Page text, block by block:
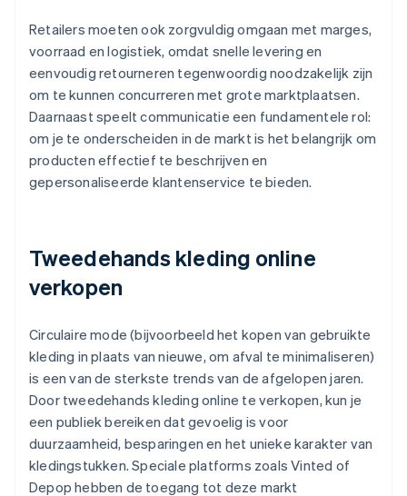
Retailers moeten ook zorgvuldig omgaan met marges,
voorraad en logistiek, omdat snelle levering en
eenvoudig retourneren tegenwoordig noodzakelijk zijn
om te kunnen concurreren met grote marktplaatsen.
Daarnaast speelt communicatie een fundamentele rol:
om je te onderscheiden in de markt is het belangrijk om
producten effectief te beschrijven en
gepersonaliseerde klantenservice te bieden.
Tweedehands kleding online
verkopen
Circulaire mode (bijvoorbeeld het kopen van gebruikte
kleding in plaats van nieuwe, om afval te minimaliseren)
is een van de sterkste trends van de afgelopen jaren.
Door tweedehands kleding online te verkopen, kun je
een publiek bereiken dat gevoelig is voor
duurzaamheid, besparingen en het unieke karakter van
kledingstukken. Speciale platforms zoals Vinted of
Depop hebben de toegang tot deze markt